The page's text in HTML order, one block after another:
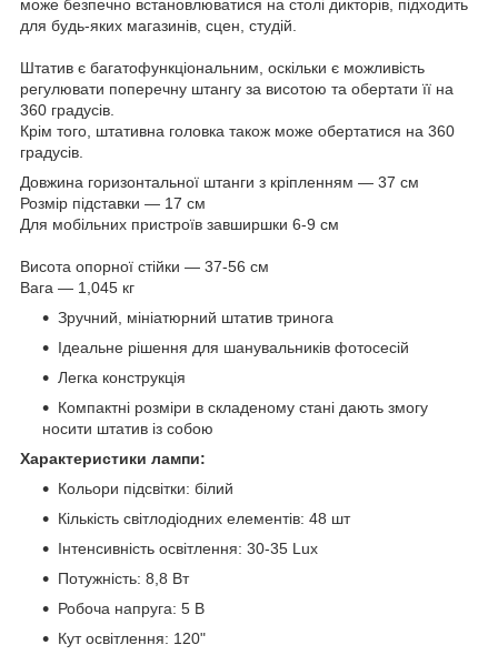
може безпечно встановлюватися на столі дикторів, підходить
для будь-яких магазинів, сцен, студій.
Штатив є багатофункціональним, оскільки є можливість
регулювати поперечну штангу за висотою та обертати її на
360 градусів.
Крім того, штативна головка також може обертатися на 360
градусів.
Довжина горизонтальної штанги з кріпленням — 37 см
Розмір підставки — 17 см
Для мобільних пристроїв завширшки 6-9 см
Висота опорної стійки — 37-56 см
Вага — 1,045 кг
Зручний, мініатюрний штатив тринога
Ідеальне рішення для шанувальників фотосесій
Легка конструкція
Компактні розміри в складеному стані дають змогу
носити штатив із собою
Характеристики лампи:
Кольори підсвітки: білий
Кількість світлодіодних елементів: 48 шт
Інтенсивність освітлення: 30-35 Lux
Потужність: 8,8 Вт
Робоча напруга: 5 В
Кут освітлення: 120"